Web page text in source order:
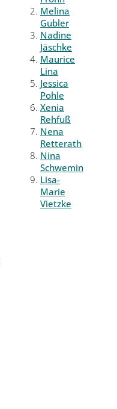
Melina
Gubler
Nadine
Jäschke
Maurice
Lina
Jessica
Pohle
Xenia
Rehfuß
Nena
Retterath
Nina
Schwemin
Lisa-
Marie
Vietzke